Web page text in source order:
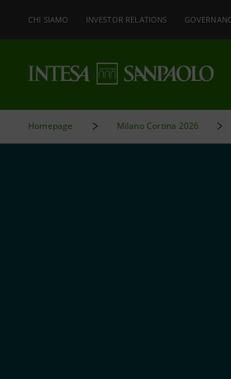
CHI SIAMO INVESTOR RELATIONS
Homepage Milano Cortina 2026